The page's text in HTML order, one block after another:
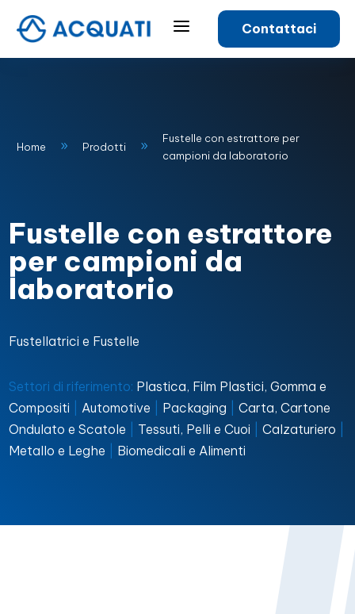
a Contattaci
Home 9 Prodotti 9
Fustelle con estrattore per
campioni da laboratorio
Fustelle con estrattore
per campioni da
laboratorio
Fustellatrici e Fustelle
Settori di riferimento: Plastica, Film Plastici, Gomma e
Compositi |Automotive Packaging |Carta, Cartone
Ondulato e Scatole
Tessuti, Pelli e Cuoi |Calzaturiero
Metallo e Leghe
Biomedicali e Alimenti